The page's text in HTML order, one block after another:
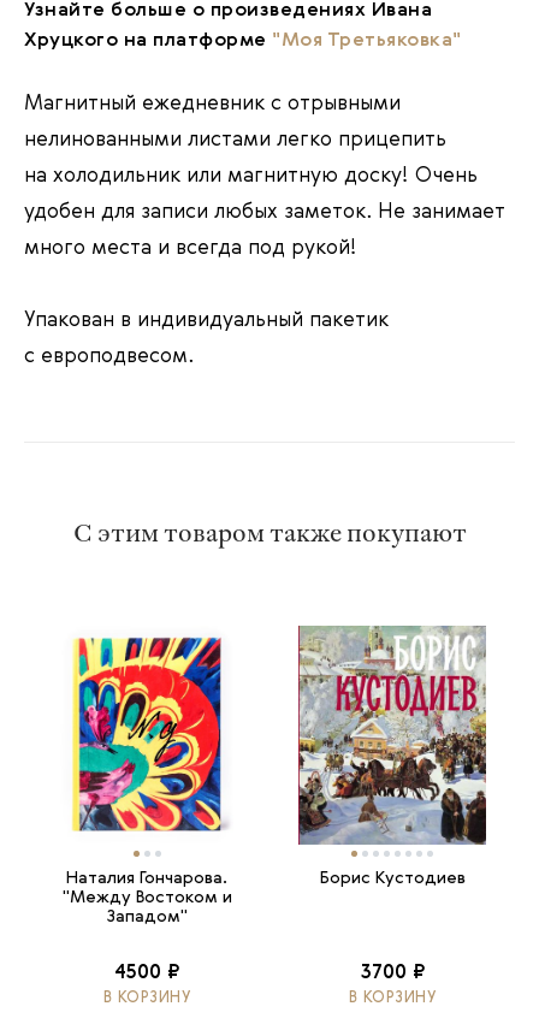
Узнайте больше о произведениях Ивана
Хруцкого на платформе "Моя Третьяковка"
Магнитный ежедневник с отрывными
нелинованными листами легко прицепить
на холодильник или магнитную доску! Очень
удобен для записи любых заметок. Не занимает
много места и всегда под рукой!
Упакован в индивидуальный пакетик
с европодвесом.
С этим товаром также покупают
Наталия Гончарова.
"Между Востоком и
Западом"
4500 ₽
В КОРЗИНУ
Борис Кустодиев
3700 ₽
В КОРЗИНУ